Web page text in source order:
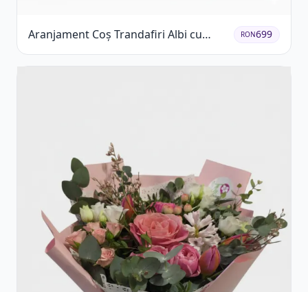
Aranjament Coș Trandafiri Albi cu
Accent Roșu
RON699